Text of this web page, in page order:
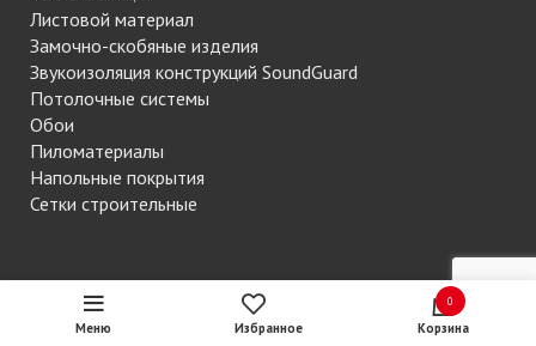
Листовой материал
Замочно-скобяные изделия
Звукоизоляция конструкций SoundGuard
Потолочные системы
Обои
Пиломатериалы
Напольные покрытия
Сетки строительные
Контакты
г. Мурманск, ул. Воровского, д. 15а Стадион
Меню Избранное
0
Корзина